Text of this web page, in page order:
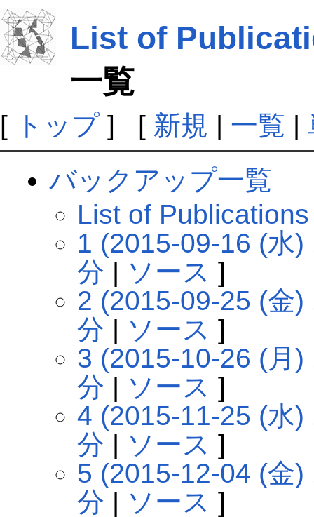
List of
一覧
[ トップ ] [ 新規 | 一覧 |
バックアップ一覧
List of
1 (2015-09-16 (水)
分 | ソース ]
2 (2015-09-25 (金)
分 | ソース ]
3 (2015-10-26 (月)
分 | ソース ]
4 (2015-11-25 (水)
分 | ソース ]
5 (2015-12-04 (金)
分 | ソース ]